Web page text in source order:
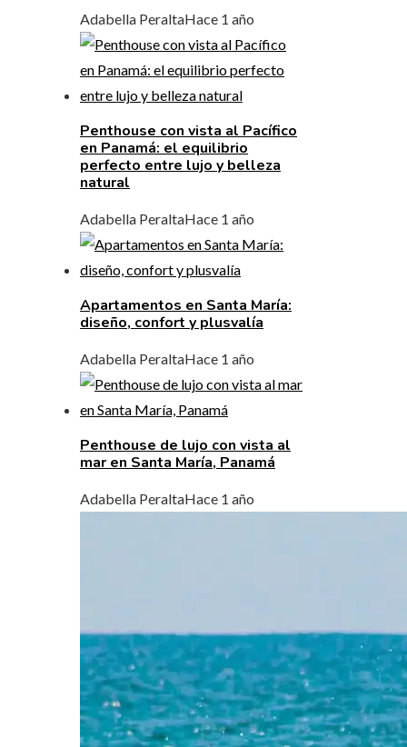
Adabella PeraltaHace 1 año
Penthouse con vista al Pacífico
en Panamá: el equilibrio
perfecto entre lujo y belleza
natural
Adabella PeraltaHace 1 año
Apartamentos en Santa María:
diseño, confort y plusvalía
Adabella PeraltaHace 1 año
Penthouse de lujo con vista al
mar en Santa María, Panamá
Adabella PeraltaHace 1 año